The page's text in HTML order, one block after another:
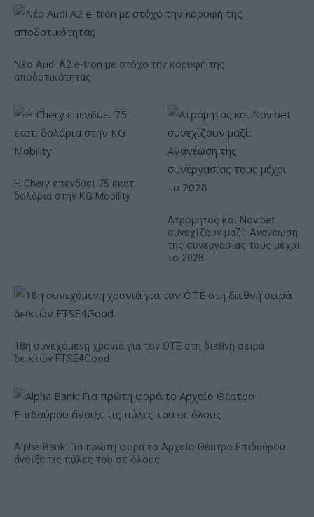
Νέο Audi A2 e-tron με στόχο την κορυφή της
αποδοτικότητας
Η Chery επενδύει 75 εκατ.
δολάρια στην KG Mobility
Ατρόμητος και Novibet
συνεχίζουν μαζί: Ανανέωση
της συνεργασίας τους μέχρι
το 2028
18η συνεχόμενη χρονιά για τον ΟΤΕ στη διεθνή σειρά
δεικτών FTSE4Good
Alpha Bank: Για πρώτη φορά το Αρχαίο Θέατρο Επιδαύρου
άνοιξε τις πύλες του σε όλους